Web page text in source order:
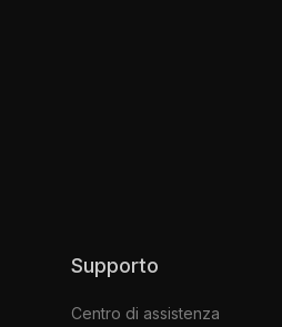
Supporto
Centro di assistenza